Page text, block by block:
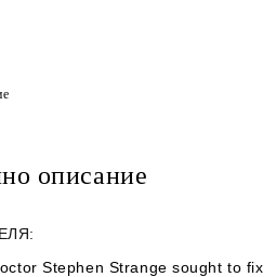
описание
Stephen Strange sought to fix